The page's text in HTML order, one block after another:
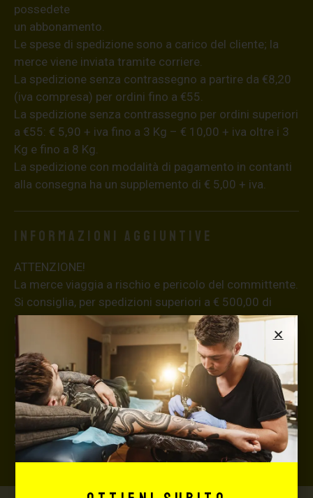
possedete
un abbonamento.
Le spese di spedizione sono a carico del cliente; la
merce viene inviata tramite corriere.
La spedizione senza contrassegno a partire da €8,20
(iva compresa) per ordini fino a €55.
La spedizione senza contrassegno per ordini superiori
a €55: € 5,90 + iva fino a 3 Kg – € 10,00 + iva oltre i 3
Kg e fino a 8 Kg.
La spedizione con modalità di pagamento in contanti
alla consegna ha un supplemento di € 5,00 + iva.
Informazioni aggiuntive
ATTENZIONE!
La merce viaggia a rischio e pericolo del committente.
Si consiglia, per spedizioni superiori a € 500,00 di
richiedere l’invio della merce con assicurazione (in
questo caso, se la merce dovesse essere smarrita o
danneggiata dal corriere, quest’ultimo risarcirà l’intero
valore della merce, in caso contrario nessuno
rimborserà il destinatario) con un costo aggiuntivo del
3,5% sul valore totale del carrello, da richiedere prima
di concludere il pagamento al seguente indirizzo:
shop@maxsignorello.it.